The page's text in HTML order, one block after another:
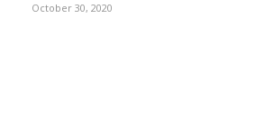
October 30, 2020